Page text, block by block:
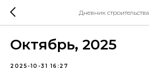
Дневник строительства
Октябрь, 2025
2025-10-31 16:27